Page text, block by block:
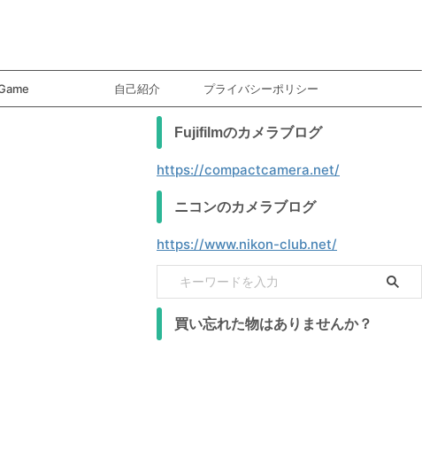
自己紹介 プライバシーポリシー
Fujifilmのカメラブログ
https://compactcamera.net/
ニコンのカメラブログ
https://www.nikon-club.net/
買い忘れた物はありませんか？